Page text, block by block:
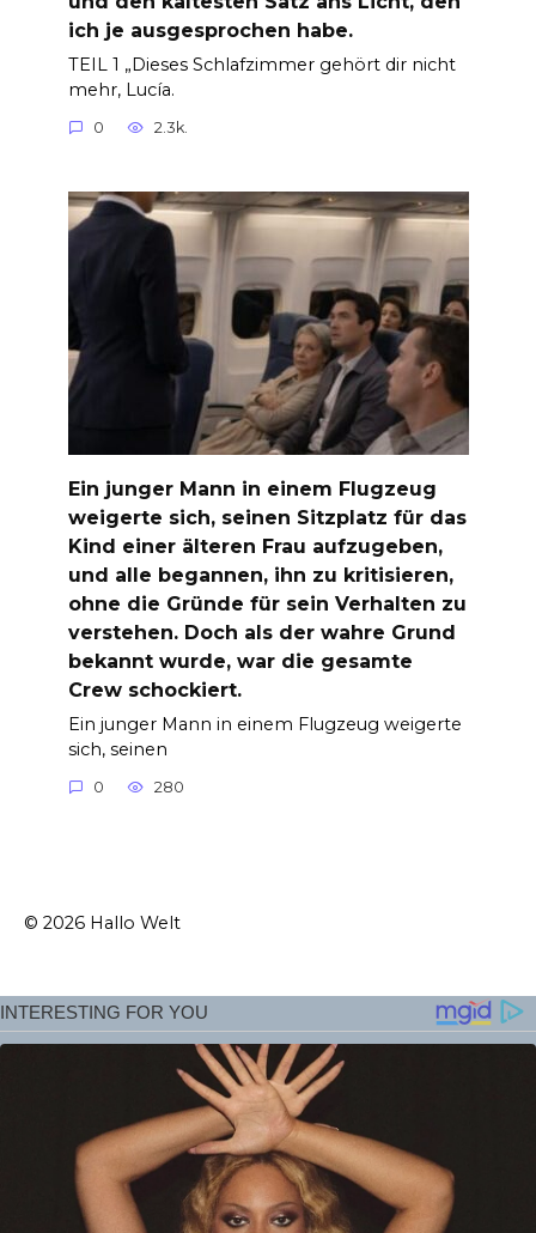
ich je ausgesprochen habe.
TEIL 1 „Dieses Schlafzimmer gehört dir nicht
mehr, Lucía.
0 2.3k.
Ein junger Mann in einem Flugzeug
weigerte sich, seinen Sitzplatz für das
Kind einer älteren Frau aufzugeben,
und alle begannen, ihn zu kritisieren,
ohne die Gründe für sein Verhalten zu
verstehen. Doch als der wahre Grund
bekannt wurde, war die gesamte
Crew schockiert.
Ein junger Mann in einem Flugzeug weigerte
sich, seinen
0 280
© 2026 Hallo Welt